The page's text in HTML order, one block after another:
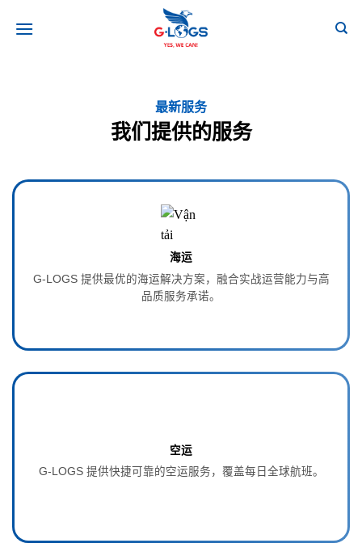
今天创新
最新服务
我们提供的服务
海运
G‑LOGS 提供最优的海运解决方案，融合实战运营能力与高
品质服务承诺。
空运
G‑LOGS 提供快捷可靠的空运服务，覆盖每日全球航班。